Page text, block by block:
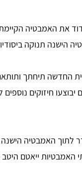
את האמבטיה
הישנה תנוקה
החדשה תיחתך
חיזוקים
לתוך האמבטיה
האמבטיות ייאטם